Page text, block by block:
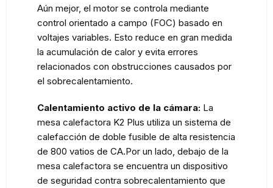
Aún mejor, el motor se controla mediante
control orientado a campo (FOC) basado en
voltajes variables. Esto reduce en gran medida
la acumulación de calor y evita errores
relacionados con obstrucciones causados por
el sobrecalentamiento.
Calentamiento activo de la cámara: La
mesa calefactora K2 Plus utiliza un sistema de
calefacción de doble fusible de alta resistencia
de 800 vatios de CA.Por un lado, debajo de la
mesa calefactora se encuentra un dispositivo
de seguridad contra sobrecalentamiento que